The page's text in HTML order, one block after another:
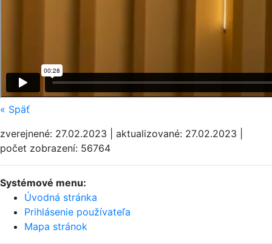
« Späť
zverejnené: 27.02.2023 | aktualizované: 27.02.2023 |
počet zobrazení: 56764
Systémové menu:
Úvodná stránka
Prihlásenie používateľa
Mapa stránok